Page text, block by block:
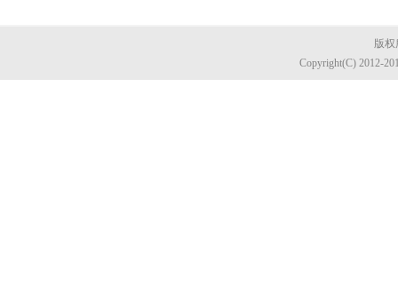
版权
Copyright(C) 2012-